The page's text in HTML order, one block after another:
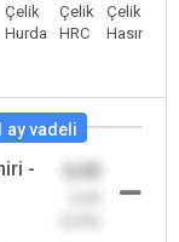
Çelik
Hurda
Çelik
HRC
Çelik
Hasır
ay vadeli
-